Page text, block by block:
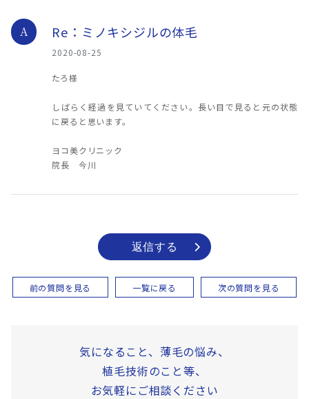
A Re：ミノキシジルの体毛
2020-08-25
たろ様
しばらく経過を見ていてください。長い目で見ると元の状態
に戻ると思います。
ヨコ美クリニック
院長 今川
返信する
前の質問を見る 一覧に戻る 次の質問を見る
気になること、薄毛の悩み、
植毛技術のこと等、
お気軽にご相談ください